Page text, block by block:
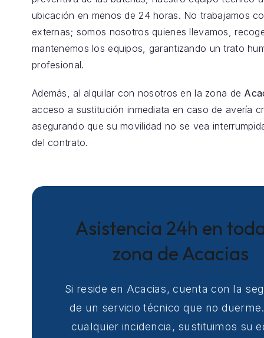
ubicación en menos de 24 horas. No trabajamos
externas; somos nosotros quienes llevamos,
mantenemos los equipos, garantizando un trato
profesional.
Además, al alquilar con nosotros en la zona de
acceso a sustitución inmediata en caso de avería
asegurando que su movilidad no se vea
del contrato.
Asistencia 24h en
zona de Acacias
Si reside en Acacias, cuenta con la
de un servicio técnico que no
cualquier incidencia, sustituimos su